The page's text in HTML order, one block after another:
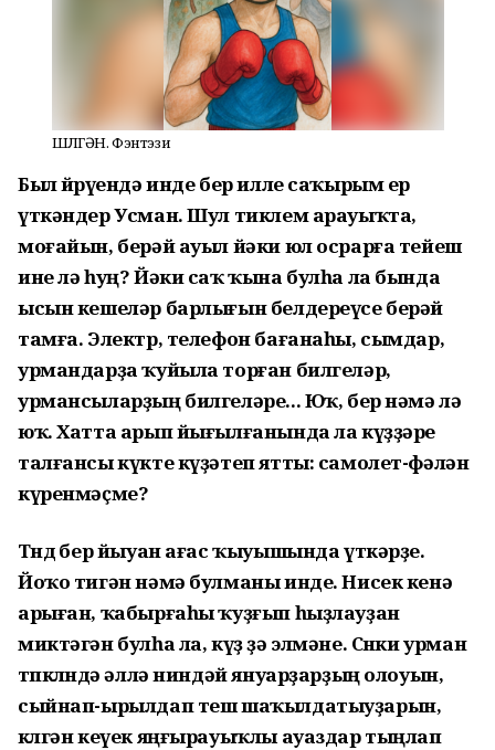
ШҮЛГӘН. Фэнтэзи
Был йөрөүендә инде бер илле саҡырым ер
үткәндер Усман. Шул тиклем арауыҡта,
моғайын, берәй ауыл йәки юл осрарға тейеш
ине лә һуң? Йәки саҡ ҡына булһа ла бында
ысын кешеләр барлығын белдереүсе берәй
тамға. Электр, телефон бағанаһы, сымдар,
урмандарҙа ҡуйыла торған билгеләр,
урмансыларҙың билгеләре... Юҡ, бер нәмә лә
юҡ. Хатта арып йығылғанында ла күҙҙәре
талғансы күкте күҙәтеп ятты: самолет-фәлән
күренмәҫме?
Төндө бер йыуан ағас ҡыуышында үткәрҙе.
Йоҡо тигән нәмә булманы инде. Нисек кенә
арыған, ҡабырғаһы ҡуҙғып һыҙлауҙан
миктәгән булһа ла, күҙ ҙә элмәне. Сөнки урман
төпкөлөндә әллә ниндәй януарҙарҙың олоуын,
сыйнап-­ырылдап теш шаҡылдатыуҙарын,
көлгән кеүек яңғырауыҡлы ауаздар тыңлап